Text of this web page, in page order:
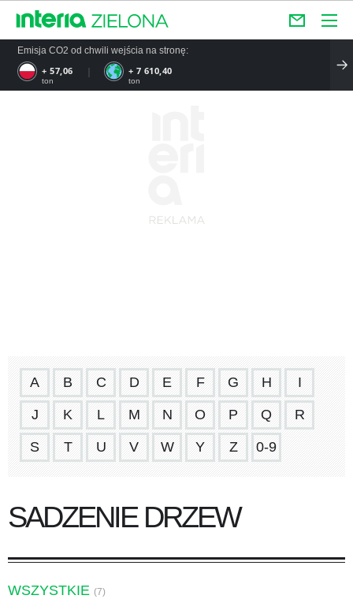
Emisja CO2 od chwili wejścia na stronę:
+ 57,06
ton
+ 7 610,40
ton
A B C D E F G H I
J K L M N O P Q R
S T U V W Y Z 0-9
SADZENIE DRZEW
WSZYSTKIE (7)